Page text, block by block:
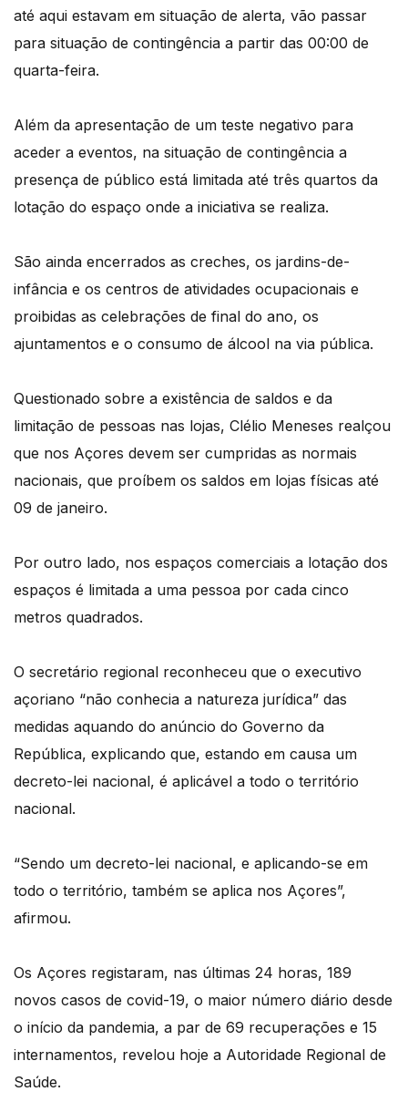
até aqui estavam em situação de alerta, vão passar
para situação de contingência a partir das 00:00 de
quarta-feira.
Além da apresentação de um teste negativo para
aceder a eventos, na situação de contingência a
presença de público está limitada até três quartos da
lotação do espaço onde a iniciativa se realiza.
São ainda encerrados as creches, os jardins-de-
infância e os centros de atividades ocupacionais e
proibidas as celebrações de final do ano, os
ajuntamentos e o consumo de álcool na via pública.
Questionado sobre a existência de saldos e da
limitação de pessoas nas lojas, Clélio Meneses realçou
que nos Açores devem ser cumpridas as normais
nacionais, que proíbem os saldos em lojas físicas até
09 de janeiro.
Por outro lado, nos espaços comerciais a lotação dos
espaços é limitada a uma pessoa por cada cinco
metros quadrados.
O secretário regional reconheceu que o executivo
açoriano “não conhecia a natureza jurídica” das
medidas aquando do anúncio do Governo da
República, explicando que, estando em causa um
decreto-lei nacional, é aplicável a todo o território
nacional.
“Sendo um decreto-lei nacional, e aplicando-se em
todo o território, também se aplica nos Açores”,
afirmou.
Os Açores registaram, nas últimas 24 horas, 189
novos casos de covid-19, o maior número diário desde
o início da pandemia, a par de 69 recuperações e 15
internamentos, revelou hoje a Autoridade Regional de
Saúde.